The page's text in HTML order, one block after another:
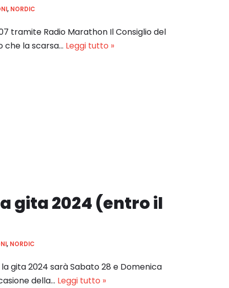
, NORDIC
tramite Radio Marathon Il Consiglio del
che la scarsa… Leggi tutto »
gita 2024 (entro il
, NORDIC
gita 2024 sarà Sabato 28 e Domenica
della… Leggi tutto »